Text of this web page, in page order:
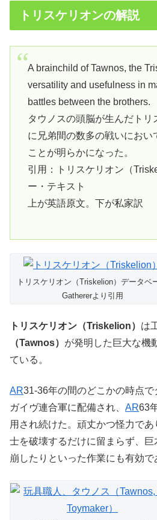
トリスケリオンの解説
A brainchild of Tawnos, the
versatility and usefulness in
battles between the brothers.
タウノスの頭脳が生んだトリ
に兄弟間の数多の戦いにおい
ことが明らかになった。
引用：トリスケリオン（
ー・テキスト
上が英語原文。下が私家訳
トリスケリオン（Triskelion）データベ
Gathererより引用
トリスケリオン（Triskelion） は
（Tawnos） が発明した巨大な機
ている。
AR31-36年の間のどこかの時点
ガイヴ連合軍に配備され、 AR63
用され続けた。頑丈かつ怪力で
士を破壊するだけに留まらず、
崩したりといった作業にも有効で